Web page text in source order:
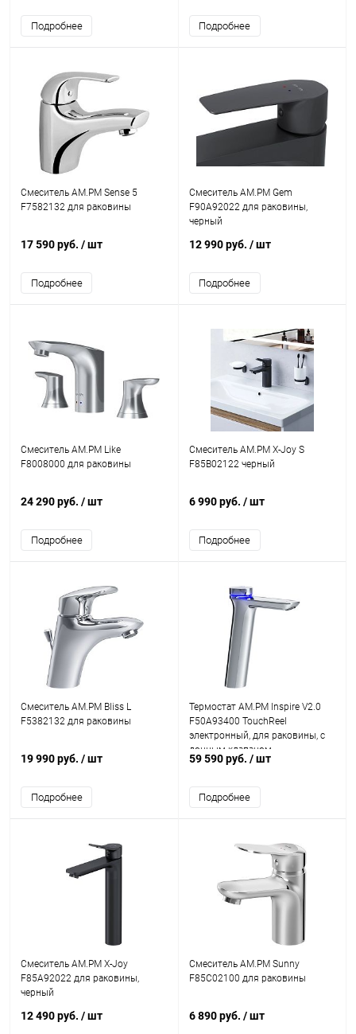
Подробнее Подробнее
Смеситель AM.PM Sense 5
F7582132 для раковины
17 590 руб. / шт
Подробнее
Смеситель AM.PM Gem
F90A92022 для раковины,
черный
12 990 руб. / шт
Подробнее
Смеситель AM.PM Like
F8008000 для раковины
24 290 руб. / шт
Подробнее
Смеситель AM.PM X-Joy S
F85B02122 черный
6 990 руб. / шт
Подробнее
Смеситель AM.PM Bliss L
F5382132 для раковины
19 990 руб. / шт
Подробнее
Термостат AM.PM Inspire V2.0
F50A93400 TouchReel
электронный, для раковины, с
донным клапаном
59 590 руб. / шт
Подробнее
Смеситель AM.PM X-Joy
F85A92022 для раковины,
черный
12 490 руб. / шт
Смеситель AM.PM Sunny
F85C02100 для раковины
6 890 руб. / шт